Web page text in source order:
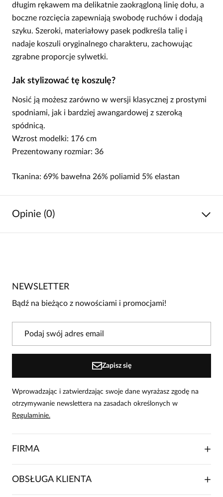
długim rękawem ma delikatnie zaokrągloną linię dołu, a
boczne rozcięcia zapewniają swobodę ruchów i dodają
szyku. Szeroki, materiałowy pasek podkreśla talię i
nadaje koszuli oryginalnego charakteru, zachowując
zgrabne proporcje sylwetki.
Jak stylizować tę koszulę?
Nosić ją możesz zarówno w wersji klasycznej z prostymi
spodniami, jak i bardziej awangardowej z szeroką
spódnicą.
Wzrost modelki: 176 cm
Prezentowany rozmiar: 36
Tkanina: 69% bawełna 26% poliamid 5% elastan
Opinie (0)
Bądź pierwszą osobą, która podzieli się opinią o tym
W naszej witrynie opinie mogą dodawać tylko
NEWSLETTER
Bądź na bieżąco z nowościami i promocjami!
Zapisz się
Wprowadzając i zatwierdzając swoje dane wyrażasz zgodę na
otrzymywanie newslettera na zasadach określonych w
Regulaminie.
FIRMA
O NAS
OBSŁUGA KLIENTA